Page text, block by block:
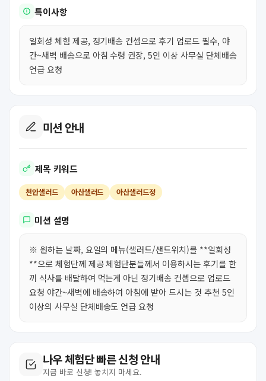
특이사항
일회성 체험 제공, 정기배송 컨셉으로 후기 업로드 필수, 야
간~새벽 배송으로 아침 수령 권장, 5인 이상 사무실 단체배송
언급 요청
미션 안내
제목 키워드
천안샐러드 아산샐러드 아산샐러드정
미션 설명
※ 원하는 날짜, 요일의 메뉴(샐러드/샌드위치)를 **일회성
**으로 체험단께 제공 체험단분들께서 이용하시는 후기를 한
끼 식사를 배달하여 먹는게 아닌 정기배송 컨셉으로 업로드
요청 야간~새벽에 배송하여 아침에 받아 드시는 것 추천 5인
이상의 사무실 단체배송도 언급 요청
나우 체험단 빠른 신청 안내
지금 바로 신청! 놓치지 마세요.